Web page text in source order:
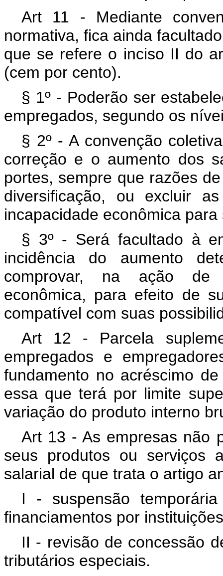
Art 11 - Mediante
normativa, fica ainda
que se refere o inciso II do
(cem por cento).
§ 1º - Poderão ser
empregados, segundo os
§ 2º - A convenção
correção e o aumento dos
portes, sempre que razões
diversificação, ou excluir
incapacidade econômica
§ 3º - Será facultado à
incidência do aumento
comprovar, na ação de
econômica, para efeito de
compatível com suas
Art 12 - Parcela
empregados e
fundamento no acréscimo
essa que terá por limite
variação do produto interno
Art 13 - As empresas não
seus produtos ou serviços
salarial de que trata o artigo
I - suspensão
financiamentos por
II - revisão de concessão
tributários especiais.